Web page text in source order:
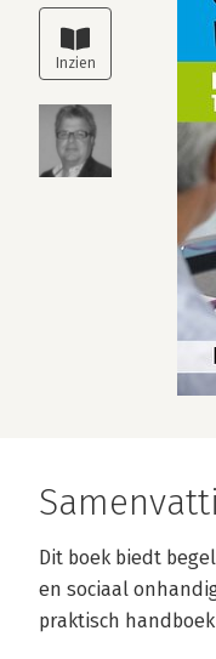
Dit boek biedt
en sociaal
praktisch